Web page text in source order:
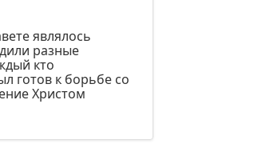
являлось
разные
кто
готов к борьбе со
Христом